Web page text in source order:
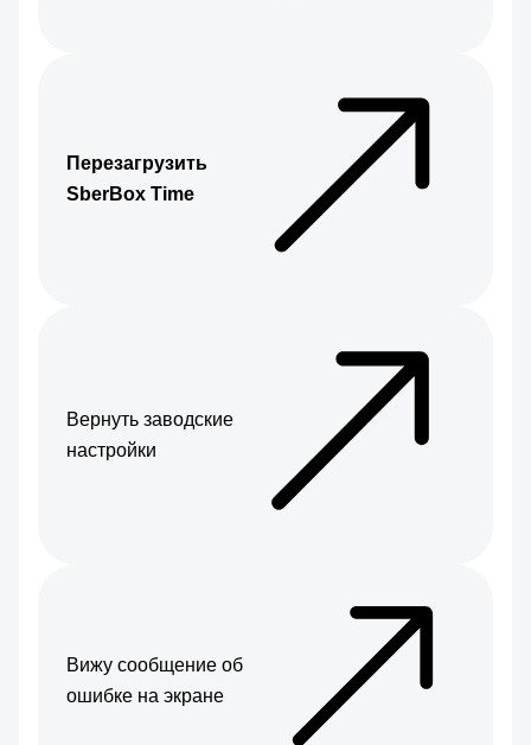
Перезагрузить
SberBox Time
Вернуть заводские
настройки
Вижу сообщение об
ошибке на экране